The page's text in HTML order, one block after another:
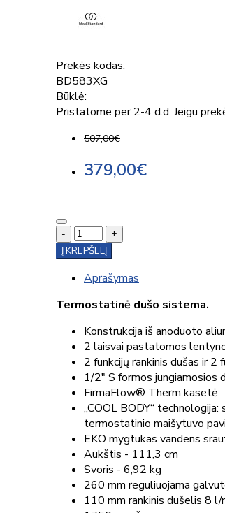
Prekės kodas:
BD583XG
Būklė:
Pristatome per 2-4 d.d. Jeigu
507,00€
379,00€
-
+
Į KREPŠELĮ
Aprašymas
Termostatinė dušo sistema.
Konstrukcija iš anoduoto
2 laisvai pastatomos
2 funkcijų rankinis dušas ir 2
1/2" S formos jungiamosios
FirmaFlow® Therm kasetė
„COOL BODY“
termostatinio maišytuvo
EKO mygtukas vandens
Aukštis - 111,3 cm
Svoris - 6,92 kg
260 mm reguliuojama
110 mm rankinis dušelis 8 l/